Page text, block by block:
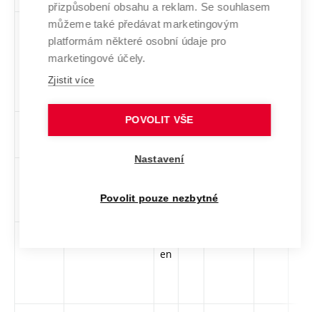
Manažerské
vedení lidí a
řízení času
cs,
en
3 Volitelný
Matematická
cs 5
en
přizpůsobení obsahu a reklam. Se souhlasem
můžeme také předávat marketingovým
platformám některé osobní údaje pro
marketingové účely.
Zjistit více
POVOLIT VŠE
Nastavení
Povolit pouze nezbytné